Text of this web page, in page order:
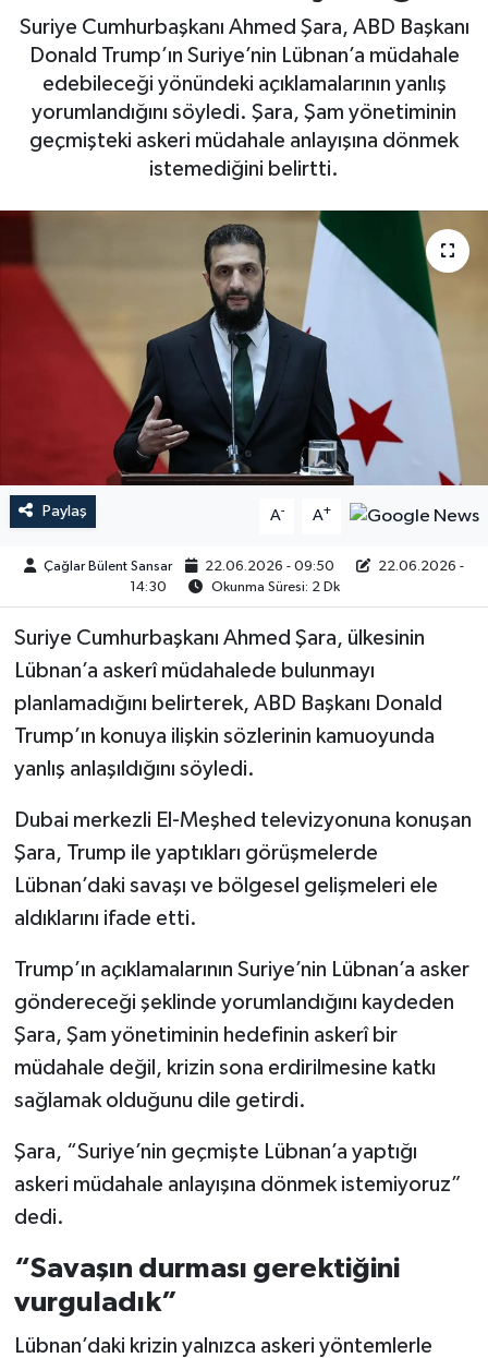
Suriye Cumhurbaşkanı Ahmed Şara, ABD Başkanı
Donald Trump’ın Suriye’nin Lübnan’a müdahale
edebileceği yönündeki açıklamalarının yanlış
yorumlandığını söyledi. Şara, Şam yönetiminin
geçmişteki askeri müdahale anlayışına dönmek
istemediğini belirtti.
Paylaş A- A+
Çağlar Bülent Sansar 22.06.2026 - 09:50
22.06.2026 -
14:30
Okunma Süresi: 2 Dk
Suriye Cumhurbaşkanı Ahmed Şara, ülkesinin
Lübnan’a askerî müdahalede bulunmayı
planlamadığını belirterek, ABD Başkanı Donald
Trump’ın konuya ilişkin sözlerinin kamuoyunda
yanlış anlaşıldığını söyledi.
Dubai merkezli El-Meşhed televizyonuna konuşan
Şara, Trump ile yaptıkları görüşmelerde
Lübnan’daki savaşı ve bölgesel gelişmeleri ele
aldıklarını ifade etti.
Trump’ın açıklamalarının Suriye’nin Lübnan’a asker
göndereceği şeklinde yorumlandığını kaydeden
Şara, Şam yönetiminin hedefinin askerî bir
müdahale değil, krizin sona erdirilmesine katkı
sağlamak olduğunu dile getirdi.
Şara, “Suriye’nin geçmişte Lübnan’a yaptığı
askeri müdahale anlayışına dönmek istemiyoruz”
dedi.
“Savaşın durması gerektiğini
vurguladık”
Lübnan’daki krizin yalnızca askeri yöntemlerle